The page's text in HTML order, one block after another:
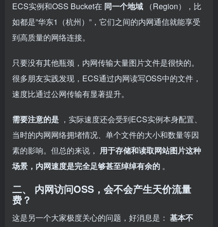
ECS实例和OSS Bucket在 同一个地域
（Region），比
如都是”华东1（杭州）”，它们之间的内网通信就能享受
到高质量的网络连接。
只要没有其他瓶颈，内网传输大量图片文件是很快的。
很多朋友实践发现，ECS通过内网读写OSS中的文件，
速度比通过公网传输有显著提升。
需要注意的是 ，实际速度还会受到ECS实例本身配置、
当时的内网网络拥堵情况、单个文件的大小和数量等因
素的影响。但总的来说， 用于存储和读取网站图片这种
场景，内网速度是完全足够甚至绰绰有余的 。
二、 内网访问OSS，会不会产生天价流量
费？
这是另一个大家极度关心的问题，好消息是： 基本不